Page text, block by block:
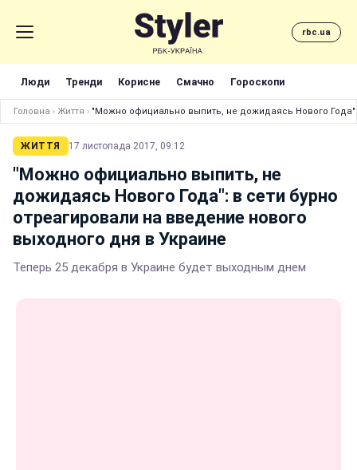
rbc.ua
Люди Тренди Корисне Смачно Гороскопи
Головна › Життя › "Можно официально выпить, не дожидаясь Нового
ЖИТТЯ 17 листопада 2017, 09:12
"Можно официально выпить, не
дожидаясь Нового Года": в сети бурно
отреагировали на введение нового
выходного дня в Украине
Теперь 25 декабря в Украине будет выходным днем